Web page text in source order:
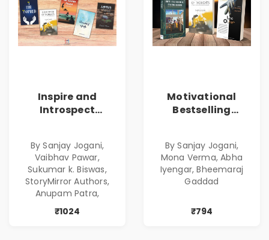
Inspire and
Introspect
By Sanjay Jogani,
Vaibhav Pawar,
Sukumar k. Biswas,
StoryMirror Authors,
Anupam Patra,
₹1024
Motivational
Bestselling
By Sanjay Jogani,
Mona Verma, Abha
Iyengar, Bheemaraj
Gaddad
₹794